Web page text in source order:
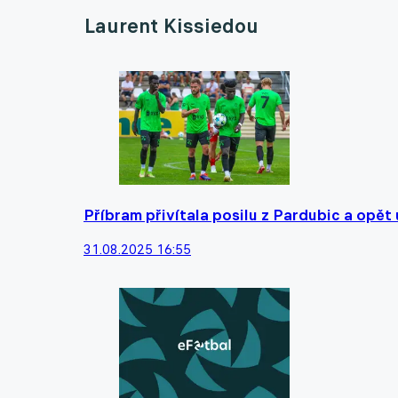
Laurent Kissiedou
Příbram přivítala posilu z Pardubic a
31.08.2025 16:55